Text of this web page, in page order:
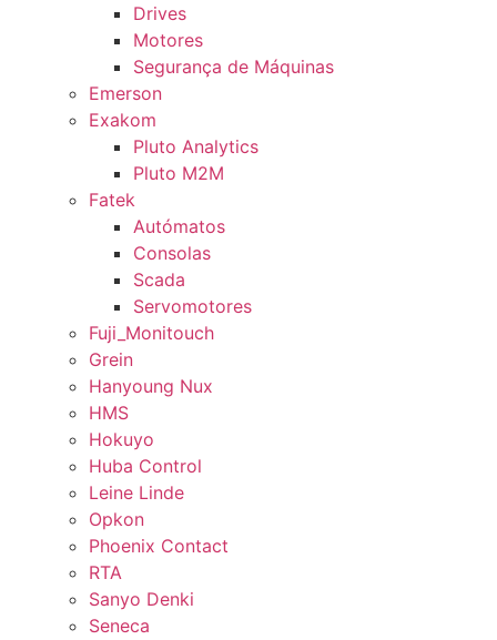
Drives
Motores
Segurança de Máquinas
Emerson
Exakom
Pluto Analytics
Pluto M2M
Fatek
Autómatos
Consolas
Scada
Servomotores
Fuji_Monitouch
Grein
Hanyoung Nux
HMS
Hokuyo
Huba Control
Leine Linde
Opkon
Phoenix Contact
RTA
Sanyo Denki
Seneca